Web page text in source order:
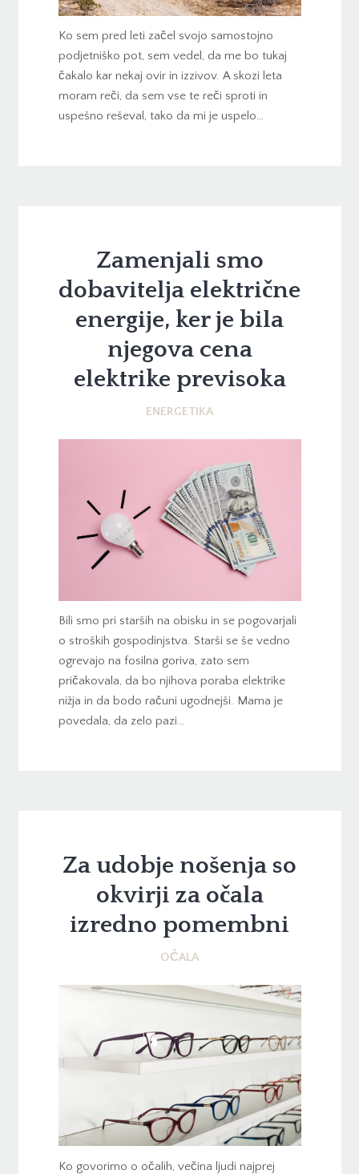
Ko sem pred leti začel svojo samostojno
podjetniško pot, sem vedel, da me bo tukaj
čakalo kar nekaj ovir in izzivov. A skozi leta
moram reči, da sem vse te reči sproti in
uspešno reševal, tako da mi je uspelo…
Zamenjali smo
dobavitelja električne
energije, ker je bila
njegova cena
elektrike previsoka
ENERGETIKA
Bili smo pri starših na obisku in se pogovarjali
o stroških gospodinjstva. Starši se še vedno
ogrevajo na fosilna goriva, zato sem
pričakovala, da bo njihova poraba elektrike
nižja in da bodo računi ugodnejši. Mama je
povedala, da zelo pazi…
Za udobje nošenja so
okvirji za očala
izredno pomembni
OČALA
Ko govorimo o očalih, večina ljudi najprej